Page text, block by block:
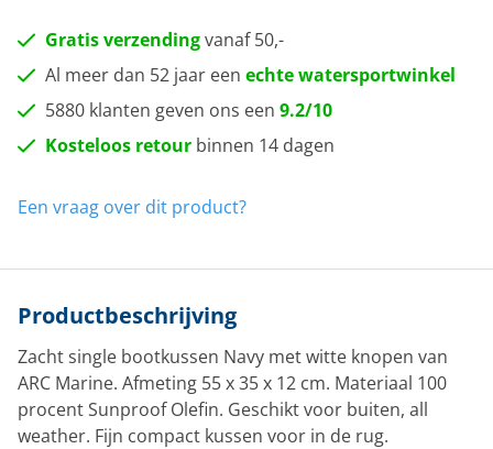
Gratis verzendingvanaf 50,-
Al meer dan 52 jaar een echte watersportwinkel
5880 klanten geven ons een 9.2/10
Kosteloos retour binnen 14 dagen
Een vraag over dit product?
Productbeschrijving
Zacht single bootkussen Navy met witte knopen van
ARC Marine. Afmeting 55 x 35 x 12 cm. Materiaal 100
procent Sunproof Olefin. Geschikt voor buiten, all
weather. Fijn compact kussen voor in de rug.